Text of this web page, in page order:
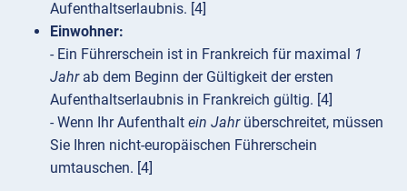
Aufenthaltserlaubnis. [4]
Einwohner:
- Ein Führerschein ist in Frankreich für maximal 1
Jahrab dem Beginn der Gültigkeit der ersten
Aufenthaltserlaubnis in Frankreich gültig. [4]
- Wenn Ihr Aufenthalt ein Jahrüberschreitet, müssen
Sie Ihren nicht-europäischen Führerschein
umtauschen. [4]